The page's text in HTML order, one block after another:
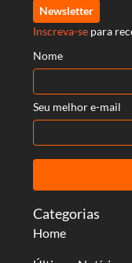
Categorias
Home
Newsletter
Inscreva-se para
Nome
Seu melhor e-mail